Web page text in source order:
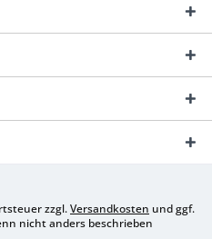
zzgl.Versandkosten und ggf.
nicht anders beschrieben